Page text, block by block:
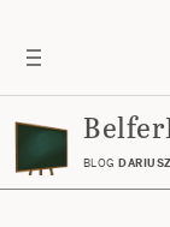
BLOG